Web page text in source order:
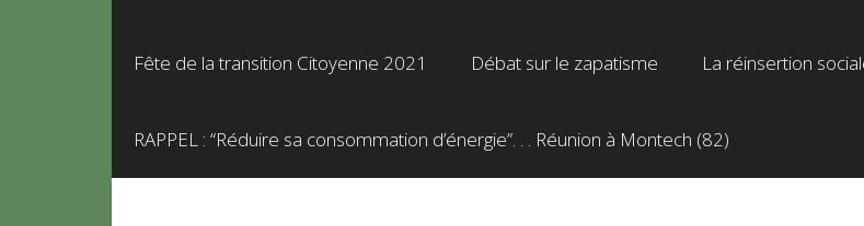
Fête de la transition Citoyenne 2021 Débat sur le zapatisme La réinsertion
RAPPEL : “Réduire sa consommation d’énergie”. . . Réunion à Montech (82)